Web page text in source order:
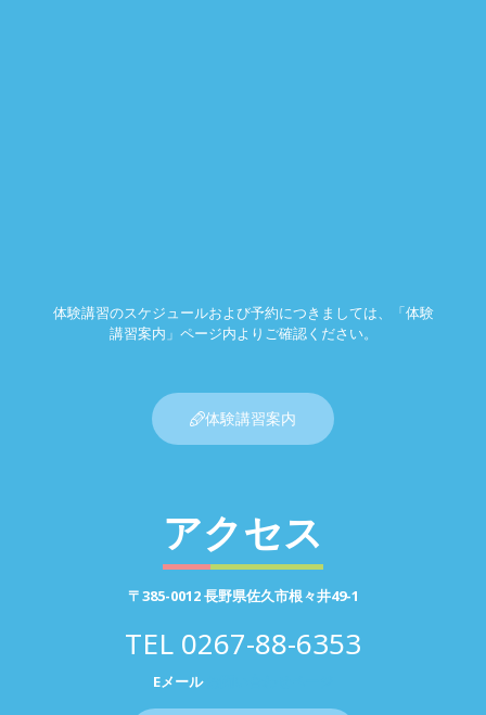
体験講習のスケジュールおよび予約につきましては、「体験
講習案内」ページ内よりご確認ください。
体験講習案内
アクセス
〒385-0012 長野県佐久市根々井49-1
TEL 0267-88-6353
Eメール